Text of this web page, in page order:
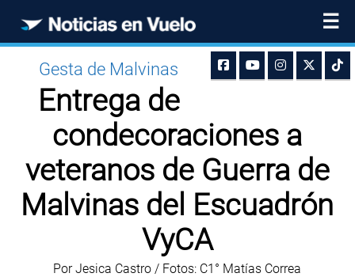
☰
Gesta de Malvinas
Entrega de
condecoraciones a
veteranos de Guerra de
Malvinas del Escuadrón
VyCA
Por Jesica Castro / Fotos: C1° Matías Correa